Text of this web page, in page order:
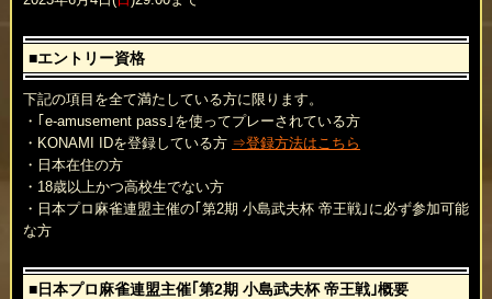
■エントリー資格
下記の項目を全て満たしている方に限ります。
・｢e-amusement pass｣を使ってプレーされている方
・KONAMI IDを登録している方 ⇒登録方法はこちら
・日本在住の方
・18歳以上かつ高校生でない方
・日本プロ麻雀連盟主催の｢第2期 小島武夫杯 帝王戦｣に必ず参加可能
な方
■日本プロ麻雀連盟主催｢第2期 小島武夫杯 帝王戦｣概要